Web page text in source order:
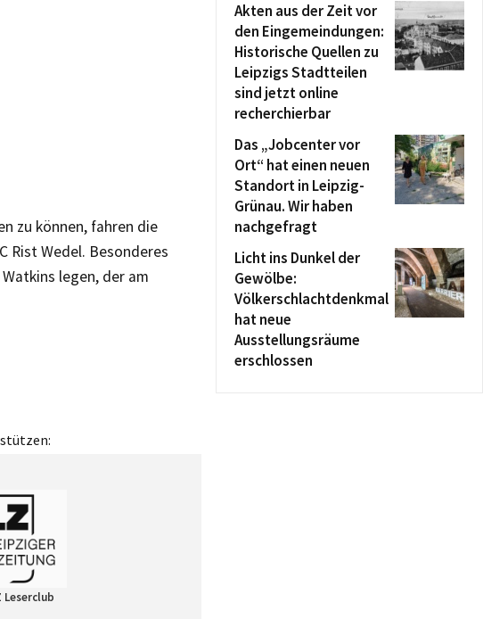
zu können, fahren die
Rist Wedel. Besonderes
legen, der am
Leserclub
Akten aus der Zeit vor
den Eingemeindungen:
Historische Quellen zu
Leipzigs Stadtteilen
sind jetzt online
recherchierbar
Das „Jobcenter vor
Ort“ hat einen neuen
Standort in Leipzig-
Grünau. Wir haben
nachgefragt
Licht ins Dunkel der
Gewölbe:
Völkerschlachtdenkmal
hat neue
Ausstellungsräume
erschlossen